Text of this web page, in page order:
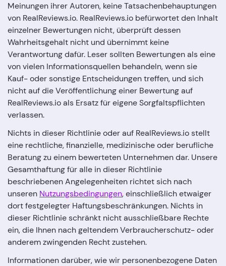
Meinungen ihrer Autoren, keine Tatsachenbehauptungen
von RealReviews.io. RealReviews.io befürwortet den Inhalt
einzelner Bewertungen nicht, überprüft dessen
Wahrheitsgehalt nicht und übernimmt keine
Verantwortung dafür. Leser sollten Bewertungen als eine
von vielen Informationsquellen behandeln, wenn sie
Kauf- oder sonstige Entscheidungen treffen, und sich
nicht auf die Veröffentlichung einer Bewertung auf
RealReviews.io als Ersatz für eigene Sorgfaltspflichten
verlassen.
Nichts in dieser Richtlinie oder auf RealReviews.io stellt
eine rechtliche, finanzielle, medizinische oder berufliche
Beratung zu einem bewerteten Unternehmen dar. Unsere
Gesamthaftung für alle in dieser Richtlinie
beschriebenen Angelegenheiten richtet sich nach
unseren Nutzungsbedingungen, einschließlich etwaiger
dort festgelegter Haftungsbeschränkungen. Nichts in
dieser Richtlinie schränkt nicht ausschließbare Rechte
ein, die Ihnen nach geltendem Verbraucherschutz- oder
anderem zwingenden Recht zustehen.
Informationen darüber, wie wir personenbezogene Daten